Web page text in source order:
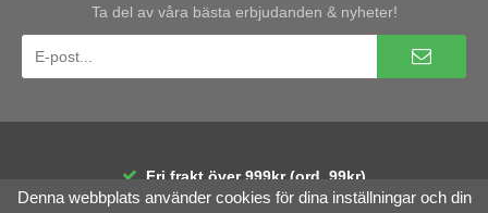
Ta del av våra bästa erbjudanden & nyheter!
Fri frakt över 999kr (ord. 99kr)
30 dagars öppet köp
Räntefri delbetalning
Denna webbplats använder cookies för dina inställningar och din